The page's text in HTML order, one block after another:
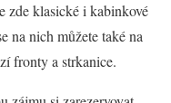
zde klasické i kabinkové
na nich můžete také na
fronty a strkanice.